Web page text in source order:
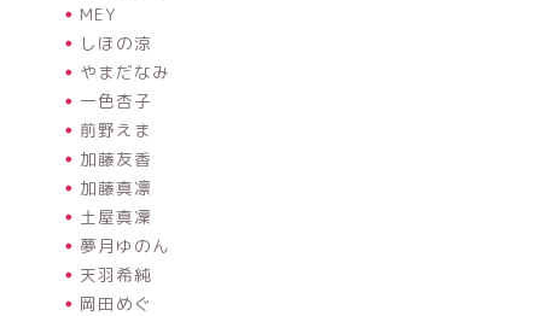
MEY
しほの涼
やまだなみ
一色杏子
前野えま
加藤友香
加藤真凛
土屋真凜
夢月ゆのん
天羽希純
岡田めぐ